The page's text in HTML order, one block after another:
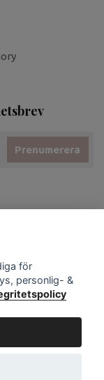
Prenumerera
för
personlig- &